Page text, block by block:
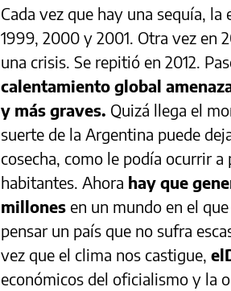
Cada vez que hay una sequía,
1999, 2000 y 2001. Otra vez en
una crisis. Se repitió en 2012.
calentamiento global
y más graves. Quizá llega el
suerte de la Argentina puede
cosecha, como le podía ocurrir
habitantes. Ahora hay que
millones en un mundo en el
pensar un país que no sufra
vez que el clima nos castigue,
económicos del oficialismo y la